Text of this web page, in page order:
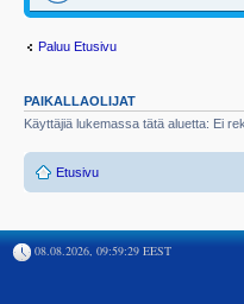
Paluu Etusivu
PAIKALLAOLIJAT
Käyttäjiä lukemassa tätä aluetta: Ei
Etusivu
08.08.2026, 09:59:29 EEST